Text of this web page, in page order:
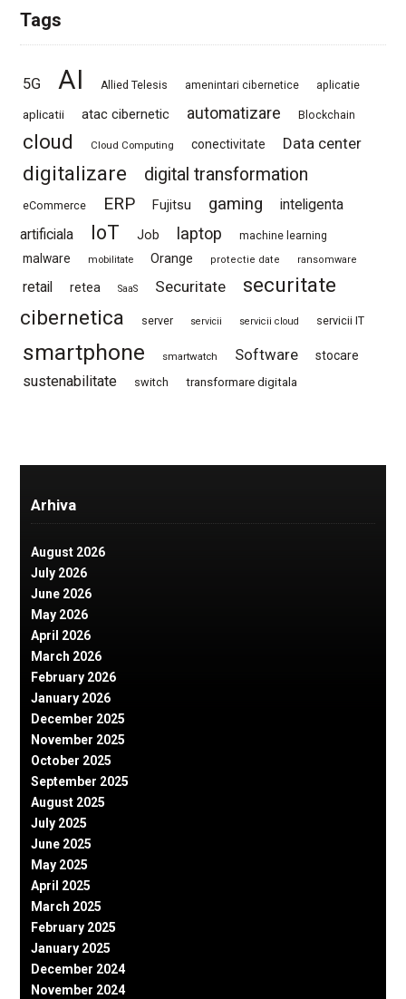
Tags
5G AI Allied Telesis amenintari cibernetice aplicatie
aplicatii atac cibernetic automatizare Blockchain
cloud Cloud Computing conectivitate Data center
digitalizare digital transformation
eCommerce ERP Fujitsu gaming
inteligenta
artificiala
IoT Job laptop machine learning
malware mobilitate Orange protectie date ransomware
retail retea SaaS Securitate
securitate
cibernetica
server servicii servicii cloud servicii IT
smartphone smartwatch Software stocare
sustenabilitate switch transformare digitala
Arhiva
August 2026
July 2026
June 2026
May 2026
April 2026
March 2026
February 2026
January 2026
December 2025
November 2025
October 2025
September 2025
August 2025
July 2025
June 2025
May 2025
April 2025
March 2025
February 2025
January 2025
December 2024
November 2024